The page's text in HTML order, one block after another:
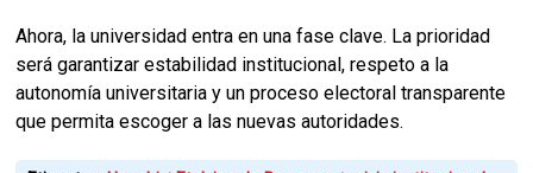
Ahora, la universidad entra en una fase clave. La prioridad
será garantizar estabilidad institucional, respeto a la
autonomía universitaria y un proceso electoral transparente
que permita escoger a las nuevas autoridades.